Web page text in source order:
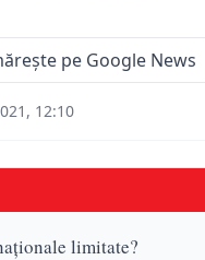
pe Google News
12:10
limitate?